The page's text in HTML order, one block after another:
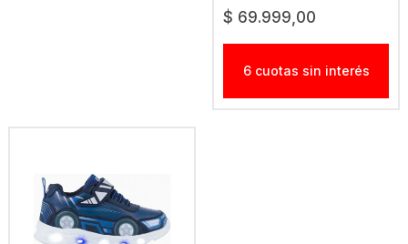
$ 69.999,00
6 cuotas sin interés